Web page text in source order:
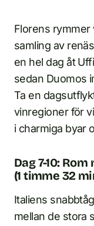
Florens
samling av
en hel dag åt
sedan Duomos
Ta en
vinregioner för
i charmiga byar
Dag 7-10:
(1 timme 32
Italiens
mellan de stora